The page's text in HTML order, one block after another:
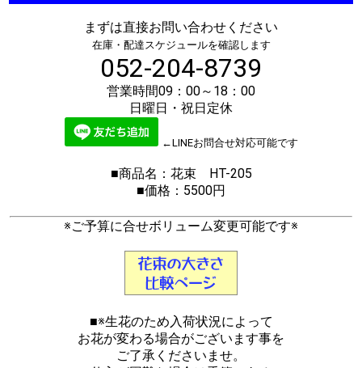
まずは直接お問い合わせください
在庫・配達スケジュールを確認します
052-204-8739
営業時間09：00～18：00
日曜日・祝日定休
←LINEお問合せ対応可能です
■商品名：花束 HT-205
■価格：5500円
※ご予算に合せボリューム変更可能です※
■※生花のため入荷状況によって
お花が変わる場合がございます事を
ご了承くださいませ。